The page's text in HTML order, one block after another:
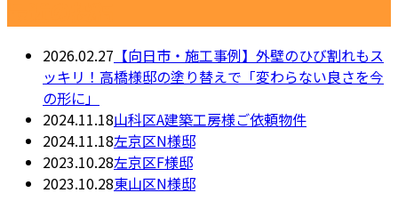
2026.02.27 【向日市・施工事例】外壁のひび割れもス
ッキリ！高橋様邸の塗り替えで「変わらない良さを今
の形に」
2024.11.18山科区A建築工房様ご依頼物件
2024.11.18左京区N様邸
2023.10.28左京区F様邸
2023.10.28東山区N様邸